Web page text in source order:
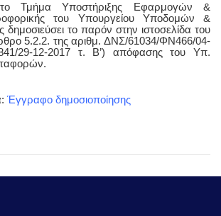
το Τμήμα Υποστήριξης Εφαρμογών &
του Υπουργείου Υποδομών &
το παρόν στην ιστοσελίδα του
5.2.2. της αριθμ. ΔΝΣ/61034/ΦΝ466/04-
29-12-2017 τ. Β’) απόφασης του Υπ.
Έγγραφο δημοσιοποίησης